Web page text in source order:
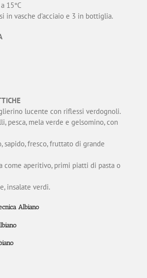
15°C
in vasche d’acciaio e 3 in bottiglia.
lucente con riflessi verdognoli.
pesca, mela verde e gelsomino, con
sapido, fresco, fruttato di grande
come aperitivo, primi piatti di pasta o
insalate verdi.
Albiano